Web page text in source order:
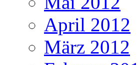
April 2012
März 2012